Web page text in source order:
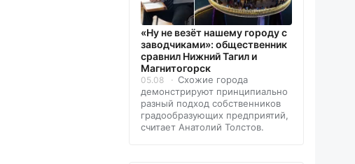
«Ну не везёт нашему городу с
заводчиками»: общественник
сравнил Нижний Тагил и
Магнитогорск
05.08
Схожие города
демонстрируют принципиально
разный подход собственников
градообразующих предприятий,
считает Анатолий Толстов.